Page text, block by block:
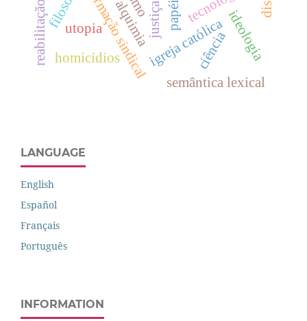
igreja católica
formação sindical
homicídios ciência
utopia
semântica lexical
alquimia ideologia
reabilitação
LANGUAGE
English
Español
Français
Português
INFORMATION